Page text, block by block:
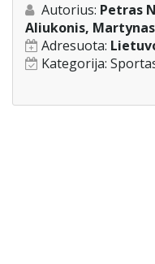
Autorius: Petras
Aliukonis,
Adresuota:
Kategorija: